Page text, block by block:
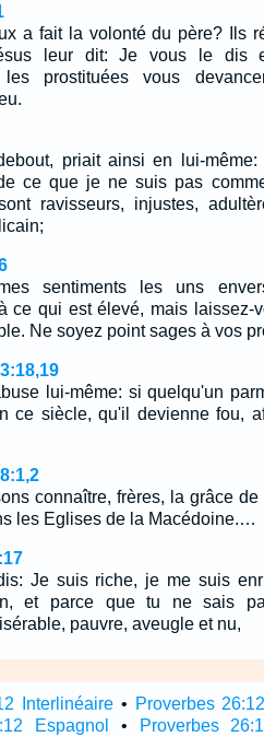
a fait la volonté du père? Ils
leur dit: Je vous le dis
prostituées vous
priait ainsi en lui-
ce que je ne suis pas
ravisseurs, injustes,
sentiments les uns
ce qui est élevé, mais laissez-
Ne soyez point sages à vos
lui-même: si quelqu'un
ce siècle, qu'il devienne fou,
connaître, frères, la grâce
les Eglises de la Macédoine.…
Je suis riche, je me suis
et parce que tu ne sais
pauvre, aveugle et nu,
Interlinéaire • Proverbes
Espagnol
• Proverbes